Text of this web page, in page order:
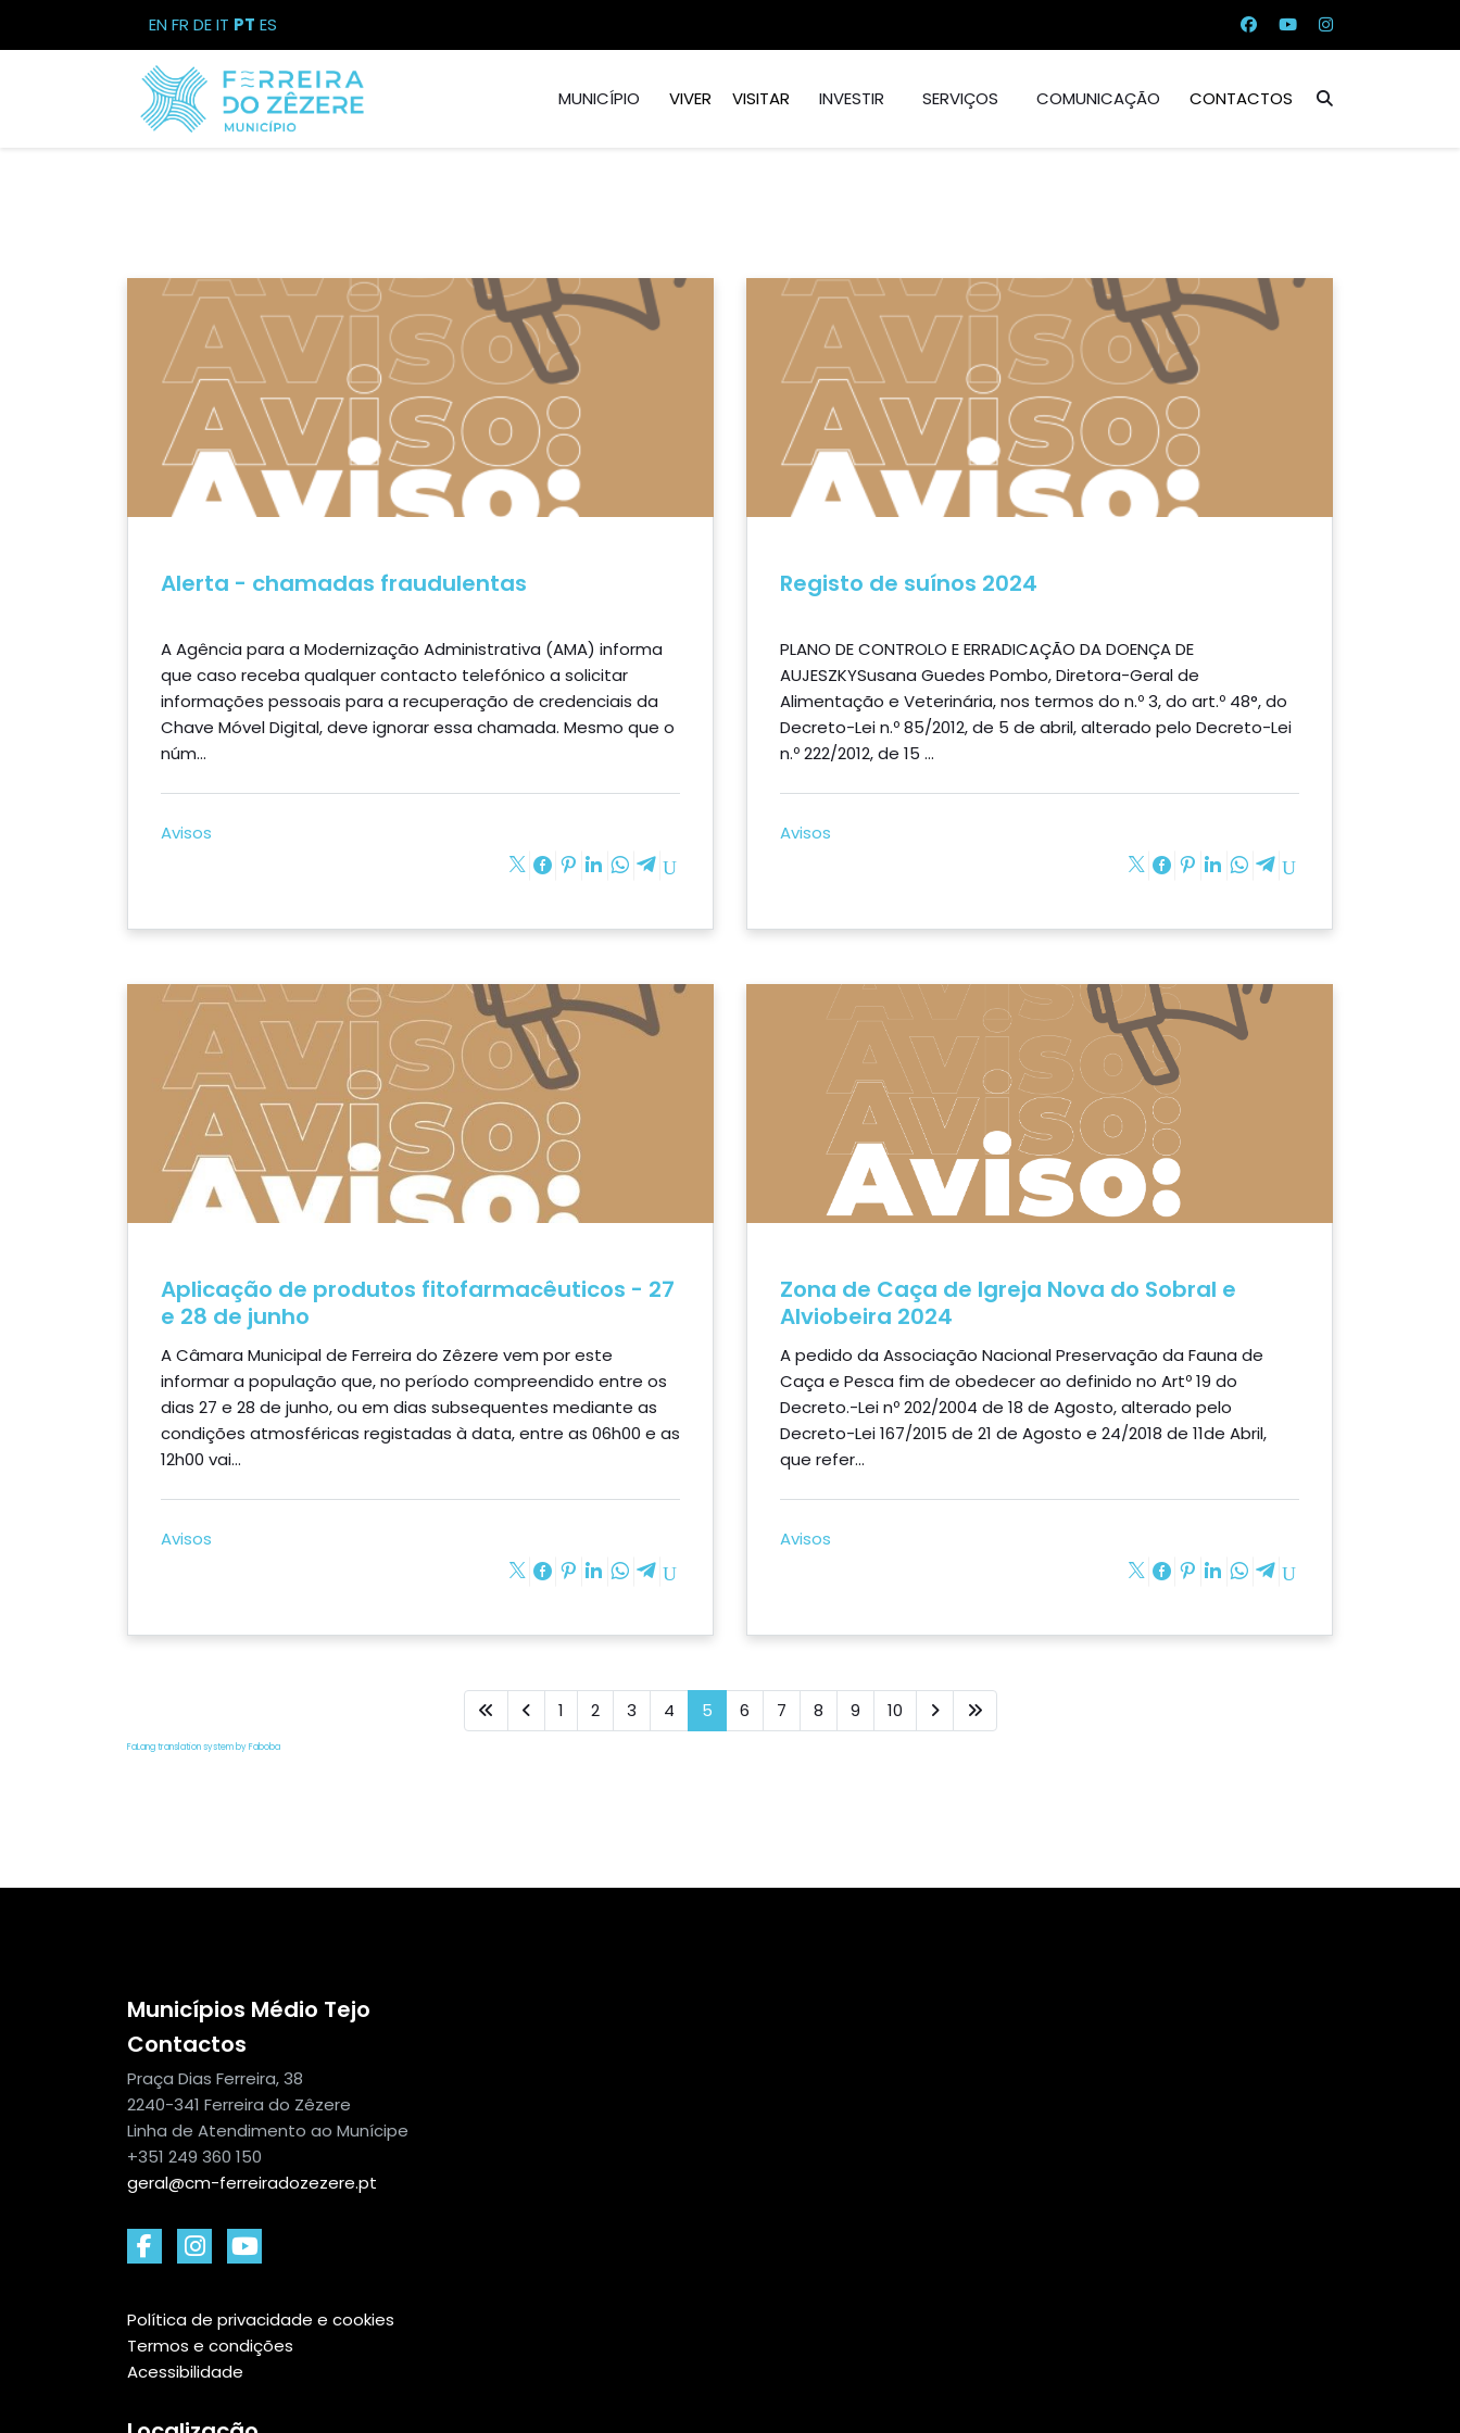
EN FR DEIT PT ES
MUNICÍPIO VIVER VISITAR INVESTIR SERVIÇOS COMUNICAÇÃO CONTACTOS
Alerta - chamadas fraudulentas
A Agência para a Modernização Administrativa (AMA) informa
que caso receba qualquer contacto telefónico a solicitar
informações pessoais para a recuperação de credenciais da
Chave Móvel Digital, deve ignorar essa chamada. Mesmo que o
núm...
Avisos
Registo de suínos 2024
PLANO DE CONTROLO E ERRADICAÇÃO DA DOENÇA DE
AUJESZKYSusana Guedes Pombo, Diretora-Geral de
Alimentação e Veterinária, nos termos do n.º 3, do art.º 48°, do
Decreto-Lei n.º 85/2012, de 5 de abril, alterado pelo Decreto-Lei
n.º 222/2012, de 15 ...
Avisos
Aplicação de produtos fitofarmacêuticos - 27
e 28 de junho
A Câmara Municipal de Ferreira do Zêzere vem por este
informar a população que, no período compreendido entre os
dias 27 e 28 de junho, ou em dias subsequentes mediante as
condições atmosféricas registadas à data, entre as 06h00 e as
12h00 vai...
Avisos
Zona de Caça de Igreja Nova do Sobral e
Alviobeira 2024
A pedido da Associação Nacional Preservação da Fauna de
Caça e Pesca fim de obedecer ao definido no Artº 19 do
Decreto.-Lei nº 202/2004 de 18 de Agosto, alterado pelo
Decreto-Lei 167/2015 de 21 de Agosto e 24/2018 de 11de Abril,
que refer...
Avisos
1 2 3 4 5 6 7 8 9 10
FaLang translation system by Faboba
Municípios Médio Tejo
Contactos
Praça Dias Ferreira, 38
2240-341 Ferreira do Zêzere
Linha de Atendimento ao Munícipe
+351 249 360 150
geral@cm-ferreiradozezere.pt
Política de privacidade e cookies
Termos e condições
Acessibilidade